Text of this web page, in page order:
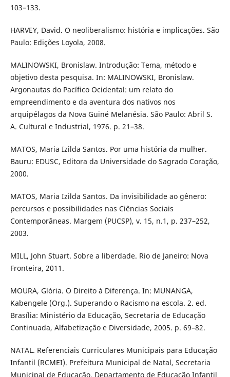
103–133.
HARVEY, David. O neoliberalismo: história e implicações. São
Paulo: Edições Loyola, 2008.
MALINOWSKI, Bronislaw. Introdução: Tema, método e
objetivo desta pesquisa. In: MALINOWSKI, Bronislaw.
Argonautas do Pacífico Ocidental: um relato do
empreendimento e da aventura dos nativos nos
arquipélagos da Nova Guiné Melanésia. São Paulo: Abril S.
A. Cultural e Industrial, 1976. p. 21–38.
MATOS, Maria Izilda Santos. Por uma história da mulher.
Bauru: EDUSC, Editora da Universidade do Sagrado Coração,
2000.
MATOS, Maria Izilda Santos. Da invisibilidade ao gênero:
percursos e possibilidades nas Ciências Sociais
Contemporâneas. Margem (PUCSP), v. 15, n.1, p. 237–252,
2003.
MILL, John Stuart. Sobre a liberdade. Rio de Janeiro: Nova
Fronteira, 2011.
MOURA, Glória. O Direito à Diferença. In: MUNANGA,
Kabengele (Org.). Superando o Racismo na escola. 2. ed.
Brasília: Ministério da Educação, Secretaria de Educação
Continuada, Alfabetização e Diversidade, 2005. p. 69–82.
NATAL. Referenciais Curriculares Municipais para Educação
Infantil (RCMEI). Prefeitura Municipal de Natal, Secretaria
Municipal de Educação, Departamento de Educação Infantil